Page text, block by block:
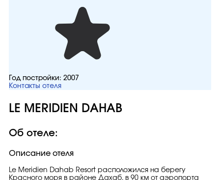
Год постройки: 2007
Контакты отеля
LE MERIDIEN DAHAB
Об отеле:
Описание отеля
Le Meridien Dahab Resort расположился на берегу
Красного моря в районе Дахаб, в 90 км от аэропорта